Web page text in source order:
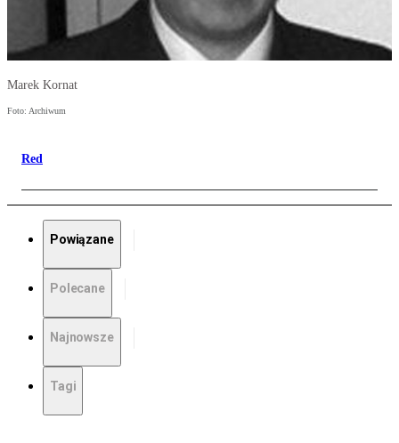
Marek Kornat
Foto: Archiwum
Red
Powiązane
Polecane
Najnowsze
Tagi